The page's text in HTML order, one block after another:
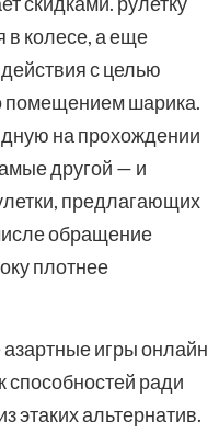
в колесе, а еще
с целью
помещением шарика.
на прохождении
другой — и
предлагающих
обращение
плотнее
способностей ради
этаких альтернатив.